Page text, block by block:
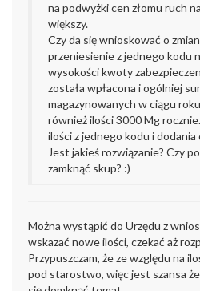
na podwyżki cen złomu ruch
większy.
Czy da się wnioskować o
przeniesienie z jednego kodu
wysokości kwoty
została wpłacona i ogólniej
magazynowanych w ciągu
również ilości 3000 Mg
ilości z jednego kodu i
Jest jakieś rozwiązanie? Czy
zamknąć skup? :)
Można wystąpić do Urzędu z
wskazać nowe ilości, czekać aż
Przypuszczam, że ze względu na
pod starostwo, więc jest szansa